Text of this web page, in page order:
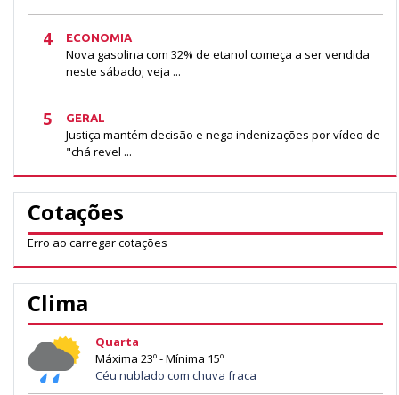
4 ECONOMIA
Nova gasolina com 32% de etanol começa a ser vendida
neste sábado; veja ...
5 GERAL
Justiça mantém decisão e nega indenizações por vídeo de
"chá revel ...
Cotações
Erro ao carregar cotações
Clima
Quarta
Máxima 23º - Mínima 15º
Céu nublado com chuva fraca